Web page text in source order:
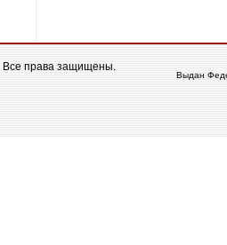
Все права защищены.
Выдан